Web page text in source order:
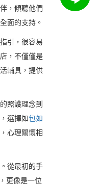
，傾聽他們
面的支持。
引，很容易
，不僅僅是
輔具，提供
照護理念到
選擇如包如
心理關懷相
從最初的手
更像是一位